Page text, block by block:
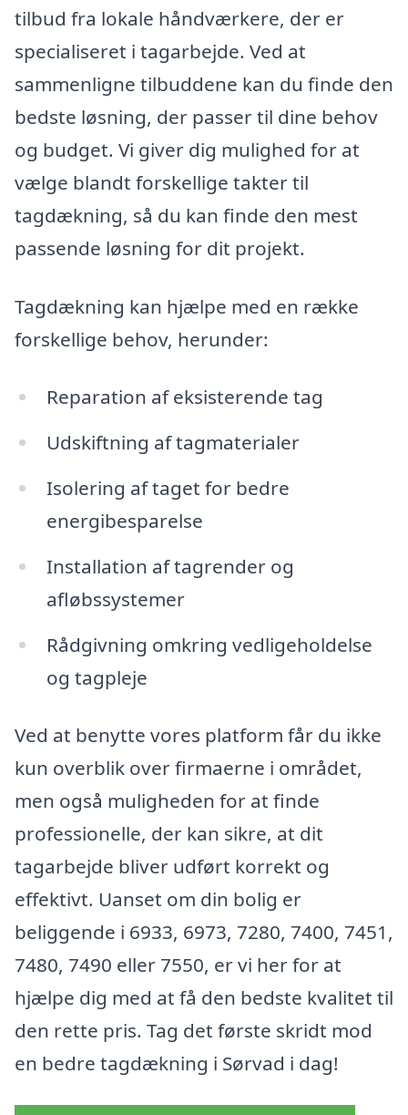
tilbud fra lokale håndværkere, der er
specialiseret i tagarbejde. Ved at
sammenligne tilbuddene kan du finde den
bedste løsning, der passer til dine behov
og budget. Vi giver dig mulighed for at
vælge blandt forskellige takter til
tagdækning, så du kan finde den mest
passende løsning for dit projekt.
Tagdækning kan hjælpe med en række
forskellige behov, herunder:
Reparation af eksisterende tag
Udskiftning af tagmaterialer
Isolering af taget for bedre
energibesparelse
Installation af tagrender og
afløbssystemer
Rådgivning omkring vedligeholdelse
og tagpleje
Ved at benytte vores platform får du ikke
kun overblik over firmaerne i området,
men også muligheden for at finde
professionelle, der kan sikre, at dit
tagarbejde bliver udført korrekt og
effektivt. Uanset om din bolig er
beliggende i 6933, 6973, 7280, 7400, 7451,
7480, 7490 eller 7550, er vi her for at
hjælpe dig med at få den bedste kvalitet til
den rette pris. Tag det første skridt mod
en bedre tagdækning i Sørvad i dag!